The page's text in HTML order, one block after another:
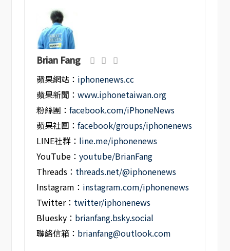
Brian Fang
蘋果網站： iphonenews.cc
蘋果新聞：www.iphonetaiwan.org
粉絲團：facebook.com/iPhoneNews
蘋果社團：facebook/groups/iphonenews
LINE社群： line.me/iphonenews
YouTube：youtube/BrianFang
Threads： threads.net/@iphonenews
Instagram： instagram.com/iphonenews
Twitter： twitter/iphonenews
Bluesky： brianfang.bsky.social
聯絡信箱： brianfang@outlook.com